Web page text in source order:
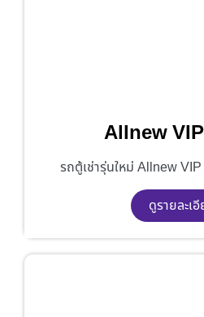
Allnew
รถตู้เช่ารุ่นใหม่ Allnew
ดูรายละเ